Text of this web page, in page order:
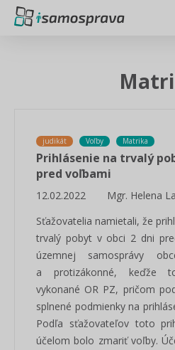
judikát Voľby Matrika
Prihlásenie na trvalý
pred voľbami
12.02.2022
Mgr. Helena
Sťažovatelia namietali, že
trvalý pobyt v obci 2 dni
územnej samosprávy
a protizákonné, keďže
vykonané OR PZ, pričom
splnené podmienky na
Podľa sťažovateľov toto
účelom bolo zmariť voľby.